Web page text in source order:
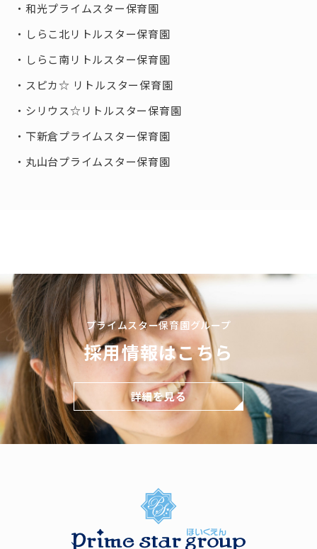
和光プライムスター保育園
しらこ北リトルスター保育園
しらこ南リトルスター保育園
スピカ☆ リトルスター保育園
シリウス☆リトルスター保育園
下新倉プライムスター保育園
丸山台プライムスター保育園
プライムスター保育園グループ
採用情報はこちら
詳細を見る